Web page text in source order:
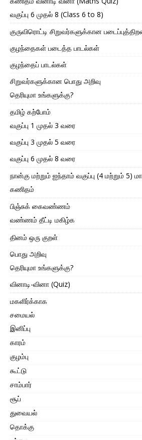
வகுப்பு 6 முதல் 8 (Class 6 to 8)
குருவிரொட்டி சிறுவர்களுக்கான
குழந்தைகள் படைத்த பாடல்கள்
குழந்தைப் பாடல்கள்
சிறுவர்களுக்கான பொது அறிவு
தெரியுமா உங்களுக்கு?
தமிழ் கற்போம்
வகுப்பு 1 முதல் 3 வரை
வகுப்பு 3 முதல் 5 வரை
வகுப்பு 6 முதல் 8 வரை
நான்கு மற்றும் ஐந்தாம் வகுப்பு (4 மற்றும் 5)
கணிதம்
பிஞ்சுக் கைவண்ணம்
வண்ணம் தீட்டி மகிழ்க
தினம் ஒரு குறள்
பொது அறிவு
தெரியுமா உங்களுக்கு?
வினாடி-வினா (Quiz)
மகளிர்க்காக
சமையல்
இனிப்பு
காரம்
குழம்பு
கூட்டு
சாம்பார்
சூப்
துவையல்
தொக்கு